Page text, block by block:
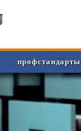
профстандарты